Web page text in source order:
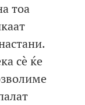
тоа
сè ќе